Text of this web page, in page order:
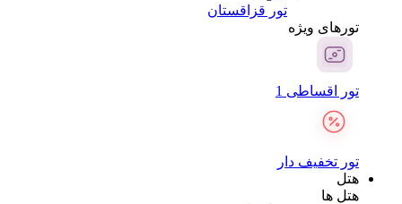
تور قزاقستان
تور‌های ویژه
تور اقساطی 1
تور تخفیف دار
هتل
هتل ها